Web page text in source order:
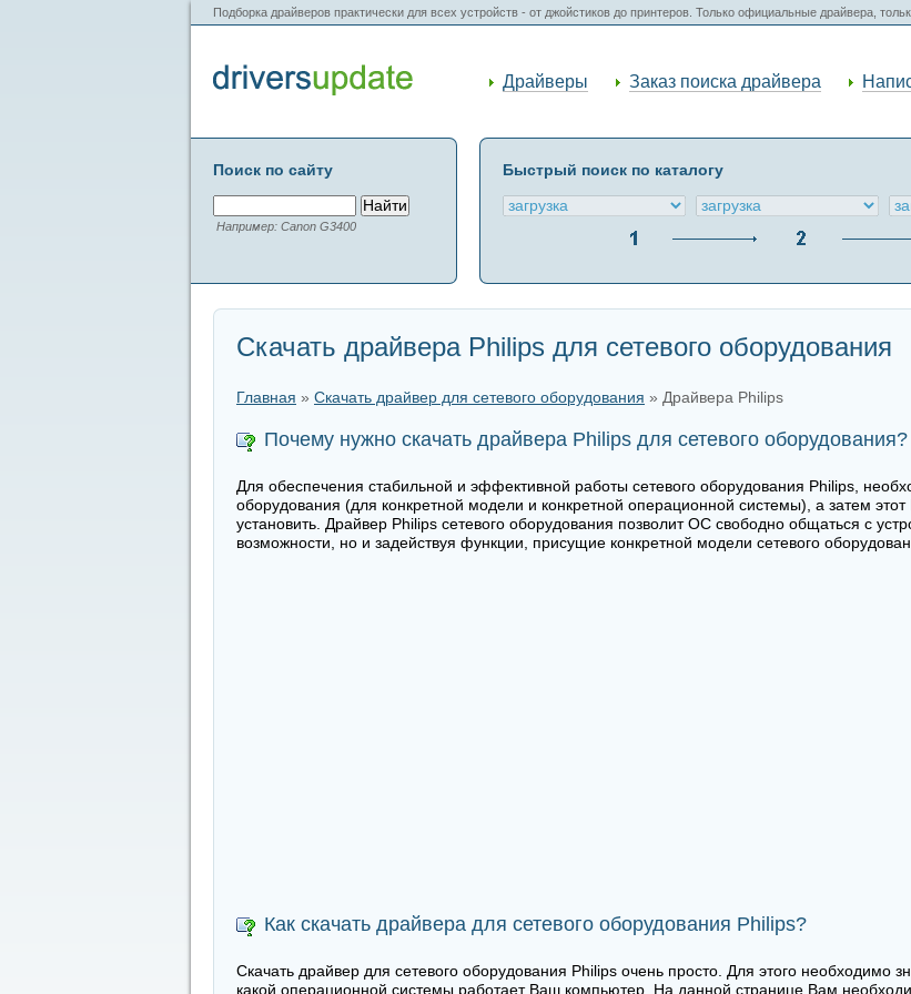
Подборка драйверов практически для всех устройств - от джойстиков до принтеров. Только официальные драйвера,
Драйверы Заказ поиска драйвера
Поиск по сайту
Например: Canon G3400
Быстрый поиск по каталогу
Скачать драйвера Philips для сетевого оборудования
Главная » Скачать драйвер для сетевого оборудования » Драйвера Philips
Почему нужно скачать драйвера Philips для сетевого оборудования?
Для обеспечения стабильной и эффективной работы сетевого оборудования Philips,
оборудования (для конкретной модели и конкретной операционной системы), а затем
установить. Драйвер Philips сетевого оборудования позволит ОС свободно общаться с
возможности, но и задействуя функции, присущие конкретной модели сетевого
Как скачать драйвера для сетевого оборудования Philips?
Скачать драйвер для сетевого оборудования Philips очень просто. Для этого необходимо
какой операционной системы работает Ваш компьютер. На данной странице Вам